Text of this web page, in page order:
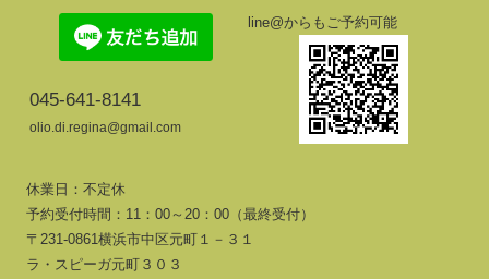
045-641-8141
olio.di.regina@gmail.com
line@からもご予約可能
休業日：不定休
予約受付時間：11：00～20：00（最終受付）
〒231-0861横浜市中区元町１－３１
ラ・スピーガ元町３０３